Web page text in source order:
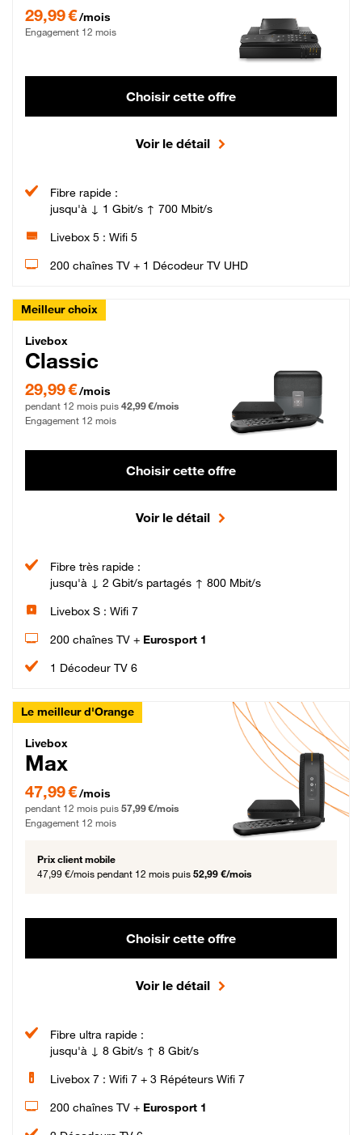
29,99 €/mois
Engagement 12 mois
Choisir cette offre
Voir le détail
Fibre rapide :
jusqu'à ↓ 1 Gbit/s ↑ 700 Mbit/s
Livebox 5 : Wifi 5
200 chaînes TV + 1 Décodeur TV UHD
Meilleur choix
Livebox Classic Fibre
Livebox
Classic
29,99 € par mois pendant 12 mois puis 42,99 € par mois, Engagement 12 mois
29,99 €/mois
pendant 12 mois puis 42,99 €/mois
Engagement 12 mois
Choisir cette offre
Voir le détail
Fibre très rapide :
jusqu'à ↓ 2 Gbit/s partagés ↑ 800 Mbit/s
Livebox S : Wifi 7
200 chaînes TV + Eurosport 1
1 Décodeur TV 6
Le meilleur d'Orange
Livebox Max Fibre
Livebox
Max
47,99 € par mois pendant 12 mois puis 57,99 € par mois, Engagement 12 mois
47,99 €/mois
pendant 12 mois puis 57,99 €/mois
Engagement 12 mois
Prix client mobile
47,99 €/mois pendant 12 mois puis 52,99 €/mois
Choisir cette offre
Voir le détail
Fibre ultra rapide :
jusqu'à ↓ 8 Gbit/s ↑ 8 Gbit/s
Livebox 7 : Wifi 7 + 3 Répéteurs Wifi 7
200 chaînes TV + Eurosport 1